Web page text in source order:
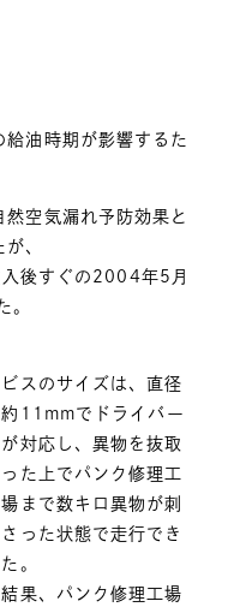
油時期が影響するた
空気漏れ予防効果と
、
後すぐの2004年5月
。
ビスのサイズは、直径
約11mmでドライバー
が対応し、異物を抜取
った上でパンク修理工
場まで数キロ異物が刺
さった状態で走行でき
た。
結果、パンク修理工場